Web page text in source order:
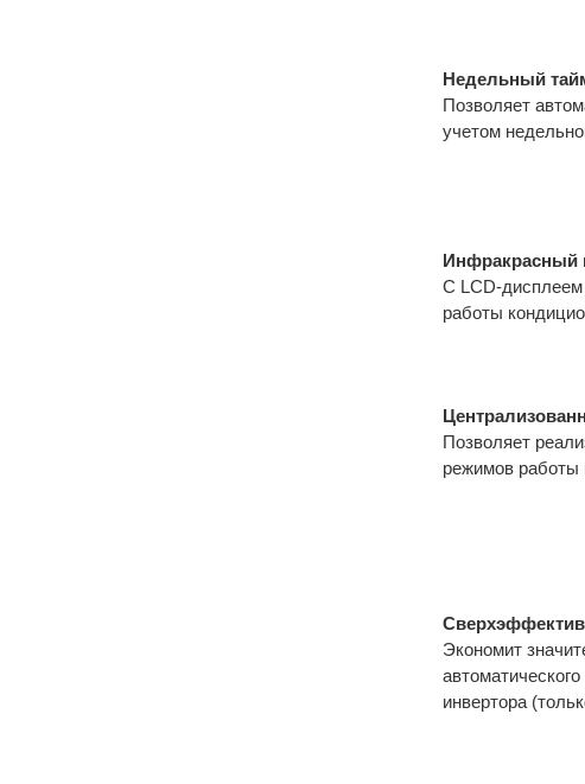
Недельный
Позволяет
учетом
Инфракрасный
С LCD-дисплеем
работы
Позволяет
режимов работы
Экономит
инвертора